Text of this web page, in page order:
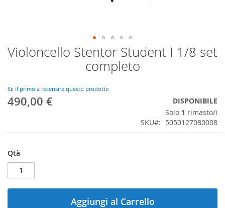
Vai
all'inizio
di
immagini
Violoncello Stentor Student I 1/8 set
completo
Sii il primo a recensire questo prodotto
490,00 €
DISPONIBILE
Solo 1 rimasto/i
SKU
5050127080008
Qtà
Aggiungi al Carrello